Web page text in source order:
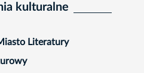
kulturalne
Literatury